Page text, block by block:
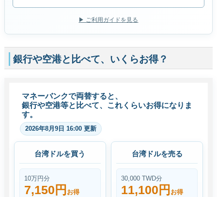
▶ ご利用ガイドを見る
銀行や空港と比べて、いくらお得？
マネーバンクで両替すると、
銀行や空港等と比べて、これくらいお得になりま
す。
2026年8月9日 16:00 更新
台湾ドルを買う
10万円分
7,150円 お得
台湾ドルを売る
30,000 TWD分
11,100円 お得